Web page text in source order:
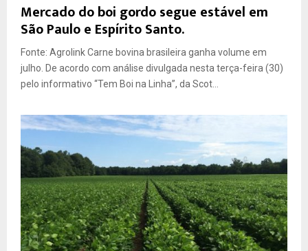
Mercado do boi gordo segue estável em
São Paulo e Espírito Santo.
Fonte: Agrolink Carne bovina brasileira ganha volume em
julho. De acordo com análise divulgada nesta terça-feira (30)
pelo informativo “Tem Boi na Linha”, da Scot...